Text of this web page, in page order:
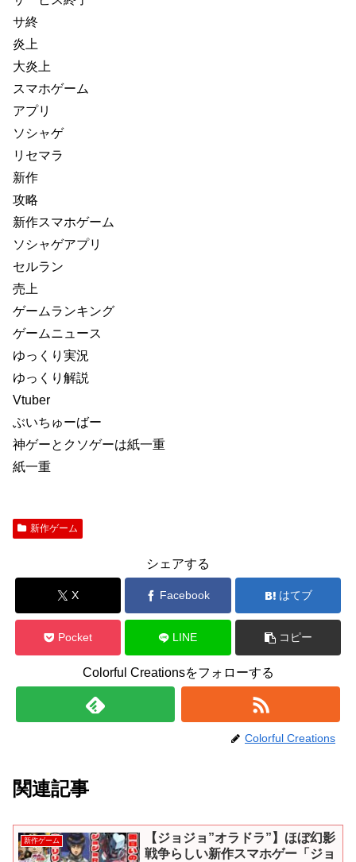
サ終
炎上
大炎上
スマホゲーム
アプリ
ソシャゲ
リセマラ
新作
攻略
新作スマホゲーム
ソシャゲアプリ
セルラン
売上
ゲームランキング
ゲームニュース
ゆっくり実況
ゆっくり解説
Vtuber
ぶいちゅーばー
神ゲーとクソゲーは紙一重
紙一重
新作ゲーム
シェアする
X Facebook はてブ
Pocket LINE コピー
Colorful Creationsをフォローする
Colorful Creations
関連記事
新作ゲーム
【ジョジョ”オラドラ”】ほぼ幻影
戦争らしい新作スマホゲー「ジョ